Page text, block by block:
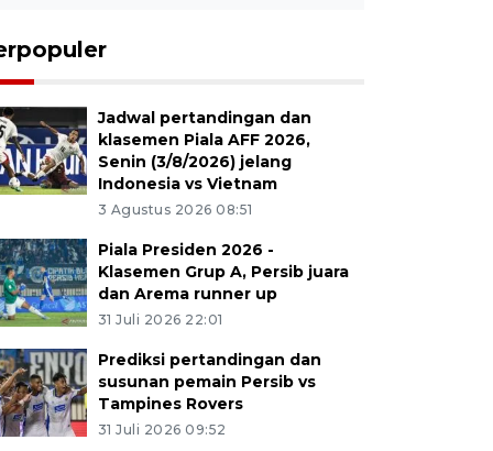
Jadwal pertandingan dan
klasemen Piala AFF 2026,
Senin (3/8/2026) jelang
Indonesia vs Vietnam
3 Agustus 2026 08:51
Piala Presiden 2026 -
Klasemen Grup A, Persib juara
dan Arema runner up
31 Juli 2026 22:01
Prediksi pertandingan dan
susunan pemain Persib vs
Tampines Rovers
31 Juli 2026 09:52